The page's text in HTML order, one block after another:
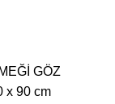
GÖZ
x 90 cm